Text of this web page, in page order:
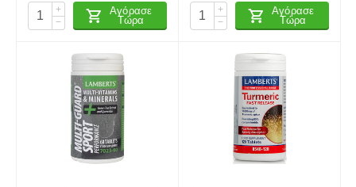
+
−
Αγόρασε
Τώρα
+
−
Αγόρασε
Τώρα